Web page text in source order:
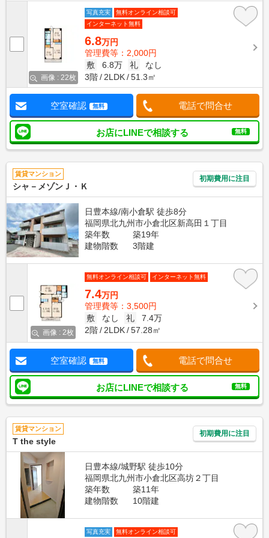
画像 : 22枚
写真充実
無料オンライン相談可
インターネット無料
6.8万円
管理費等：2,000円
敷
6.8万 礼
なし
3階
2LDK 51.3㎡
空室確認 無料 電話で問合せ
お店にLINEで相談する 無料
賃貸マンション
シャ－メゾンＪ・Ｋ
初期費用に注目
日豊本線/南小倉駅 徒歩8分
福岡県北九州市小倉北区新高田１丁目
築年数
築19年
建物階数
3階建
画像 : 2枚
無料オンライン相談可 インターネット無料
7.4万円
管理費等：3,500円
敷
なし 礼
7.4万
2階
2LDK 57.28㎡
空室確認 無料 電話で問合せ
お店にLINEで相談する 無料
賃貸マンション
T the style
初期費用に注目
日豊本線/城野駅 徒歩10分
福岡県北九州市小倉北区高坊２丁目
築年数
築11年
建物階数
10階建
写真充実 無料オンライン相談可